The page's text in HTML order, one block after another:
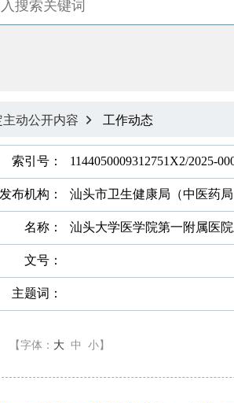
主动公开内容  工作动态
索引号： 1144050009312751X2/2025-
发布机构： 汕头市卫生健康局（中医药局
名称： 汕头大学医学院第一附属医
文号：
主题词：
【字体： 大 中 小 】